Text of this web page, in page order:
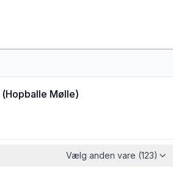
(Hopballe Mølle)
Vælg anden vare (123)